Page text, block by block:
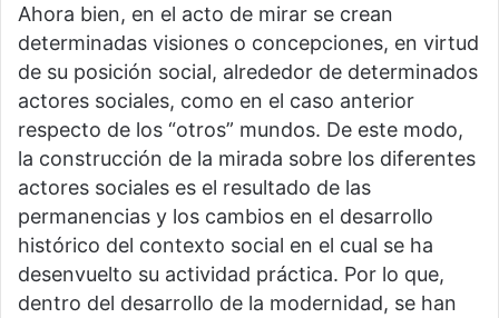
Ahora bien, en el acto de mirar se crean
determinadas visiones o concepciones, en virtud
de su posición social, alrededor de determinados
actores sociales, como en el caso anterior
respecto de los “otros” mundos. De este modo,
la construcción de la mirada sobre los diferentes
actores sociales es el resultado de las
permanencias y los cambios en el desarrollo
histórico del contexto social en el cual se ha
desenvuelto su actividad práctica. Por lo que,
dentro del desarrollo de la modernidad, se han